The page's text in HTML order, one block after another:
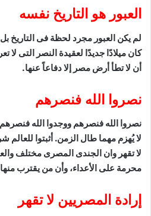
العبور هو التاريخ نفسه
لم يكن العبور مجرد لحظة فى التاريخ
كان ميلادًا جديدًا لعقيدة النصر التى لا
أن لا تطأ أرض مصر إلا دفاعاً عنها.
نصروا الله فنصرهم
نصروا الله فنصرهم ووجدوا الله
لا يُهزم مهما طال الزمن. أثبتوا للعالم
لا تقهر وان الجندى المصرى مختلف
محرمة على الأعداء، وأن من يقترب
إرادة المصريين لا تقهر